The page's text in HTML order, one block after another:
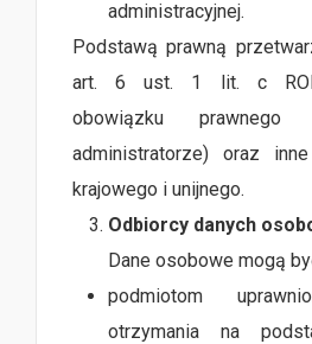
administracyjnej.
Podstawą prawną
art. 6 ust. 1 lit. c
obowiązku
administratorze) oraz
krajowego i unijnego.
Odbiorcy danych
Dane osobowe mogą
podmiotom
otrzymania na